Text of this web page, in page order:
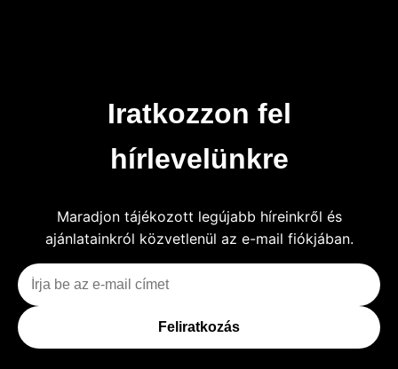
Iratkozzon fel
hírlevelünkre
Maradjon tájékozott legújabb híreinkről és
ajánlatainkról közvetlenül az e-mail fiókjában.
Feliratkozás